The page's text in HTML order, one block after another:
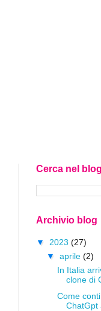
Cerca nel blog
Archivio blog
▼ 2023 (27)
▼ aprile (2)
In Italia
clone di
Come
ChatGpt